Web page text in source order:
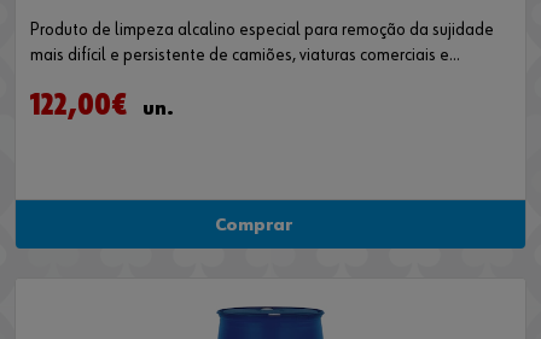
Produto de limpeza alcalino especial para remoção da sujidade
mais difícil e persistente de camiões, viaturas comerciais e
biodegradável e ecológico.
122,00€ un.
Comprar